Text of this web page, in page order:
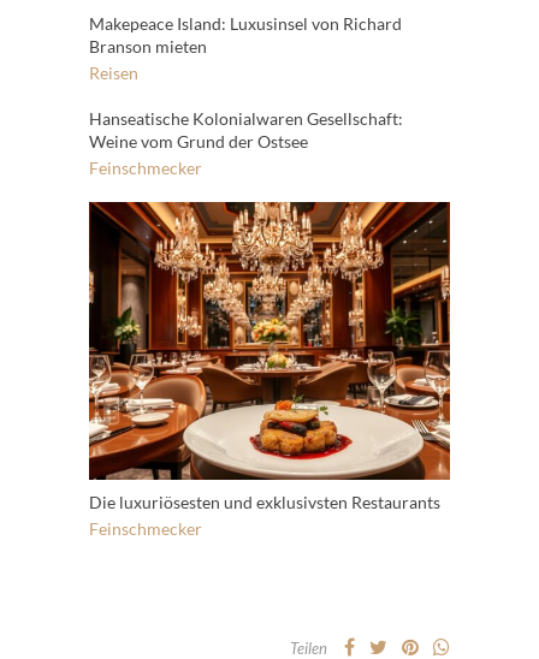
Makepeace Island: Luxusinsel von Richard
Branson mieten
Reisen
Hanseatische Kolonialwaren Gesellschaft:
Weine vom Grund der Ostsee
Feinschmecker
Die luxuriösesten und exklusivsten Restaurants
Feinschmecker
Teilen